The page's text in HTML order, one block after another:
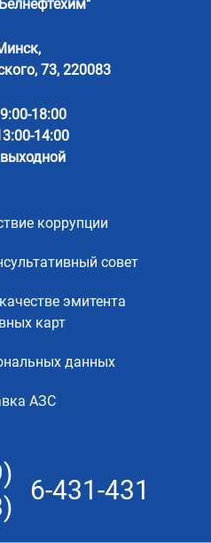
73, 220083
18:00
14:00
коррупции
совет
эмитента
карт
данных
АЗС
6-431-431